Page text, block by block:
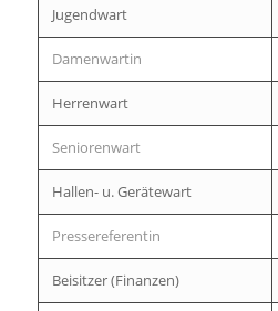
Jugendwart
Damenwartin
Herrenwart
Seniorenwart
Hallen- u. Gerätewart
Pressereferentin
Beisitzer (Finanzen)